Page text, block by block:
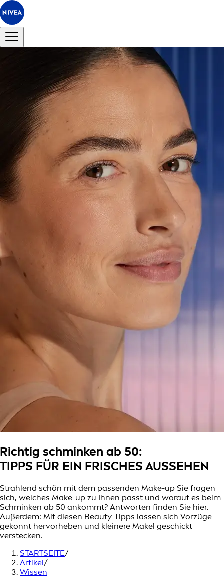
Richtig schminken ab 50:
TIPPS FÜR EIN FRISCHES AUSSEHEN
Strahlend schön mit dem passenden Make-up Sie fragen
sich, welches Make-up zu Ihnen passt und worauf es beim
Schminken ab 50 ankommt? Antworten finden Sie hier.
Außerdem: Mit diesen Beauty-Tipps lassen sich Vorzüge
gekonnt hervorheben und kleinere Makel geschickt
verstecken.
STARTSEITE/
Artikel/
Wissen